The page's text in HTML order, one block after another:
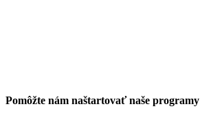
Pomôžte nám naštartovať naše programy